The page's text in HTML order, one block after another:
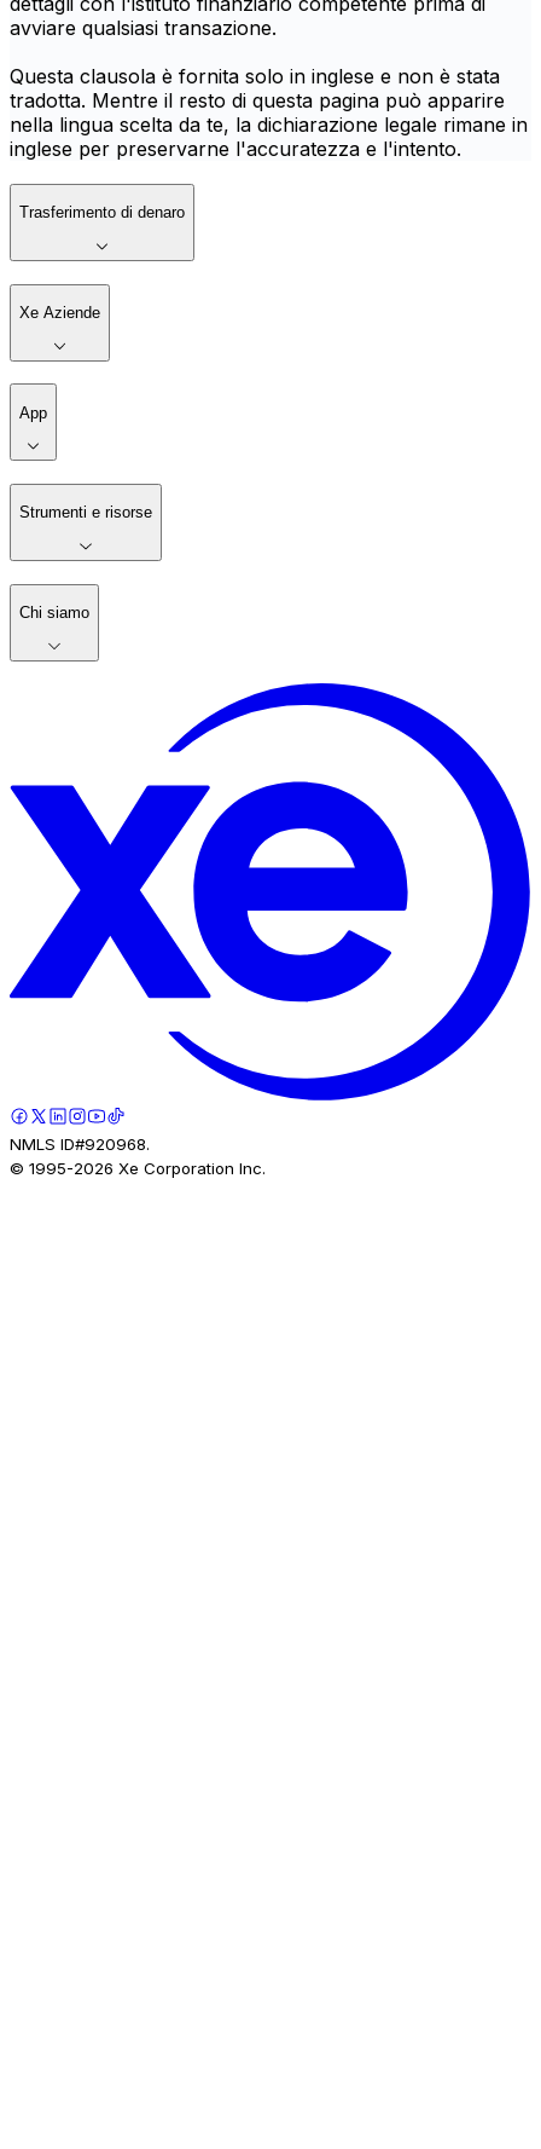
avviare qualsiasi transazione.
Questa clausola è fornita solo in inglese e non è stata
tradotta. Mentre il resto di questa pagina può apparire
nella lingua scelta da te, la dichiarazione legale rimane in
inglese per preservarne l'accuratezza e l'intento.
Trasferimento di denaro
Xe Aziende
App
Strumenti e risorse
Chi siamo
NMLS ID#920968.
© 1995-2026 Xe Corporation Inc.